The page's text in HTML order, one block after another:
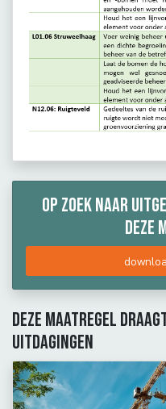
Op zoek naar
deze
Deze maatregel
uitdagingen